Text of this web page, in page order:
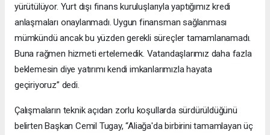
yürütülüyor. Yurt dışı finans kuruluşlarıyla yaptığımız kredi
anlaşmaları onaylanmadı. Uygun finansman sağlanması
mümkündü ancak bu yüzden gerekli süreçler tamamlanamadı.
Buna rağmen hizmeti ertelemedik. Vatandaşlarımız daha fazla
beklemesin diye yatırımı kendi imkanlarımızla hayata
geçiriyoruz” dedi.
Çalışmaların teknik açıdan zorlu koşullarda sürdürüldüğünü
belirten Başkan Cemil Tugay, “Aliağa'da birbirini tamamlayan üç